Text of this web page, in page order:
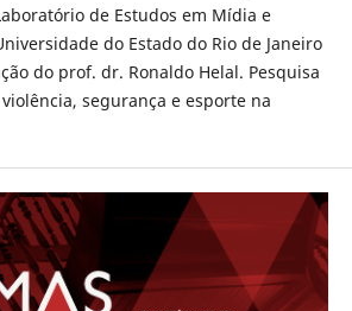
de Estudos em Mídia e
do Estado do Rio de Janeiro
do prof. dr. Ronaldo Helal. Pesquisa
segurança e esporte na